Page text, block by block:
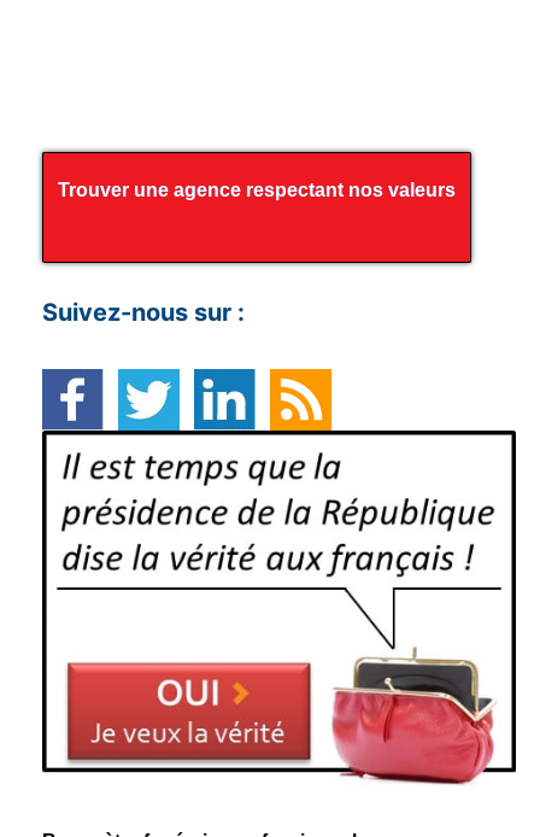
Trouver une agence respectant nos valeurs
Suivez-nous sur :